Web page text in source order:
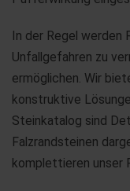
In der Regel werden
Unfallgefahren zu
ermöglichen. Wir
konstruktive
Steinkatalog sind
Falzrandsteinen
komplettieren unser